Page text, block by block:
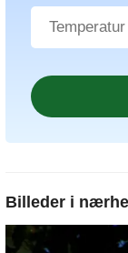
Billeder i